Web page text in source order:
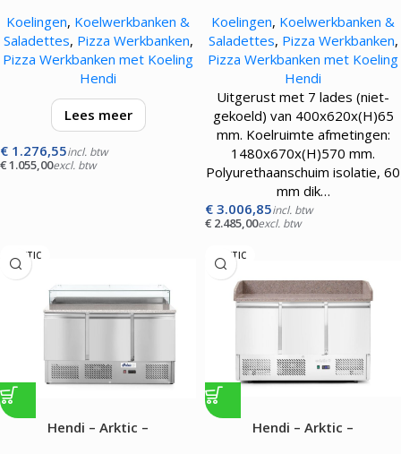
– 300L – 310W
Koelingen, Koelwerkbanken &
Saladettes, Pizza Werkbanken,
Pizza Werkbanken met Koeling
Hendi
Lees meer
Behuizing van roestvast staal
om de GN ruimte waarin 5x GN
€ 1.276,55incl. btw
€1.055,00excl. btw
en 7 lades – 280L – 250W
Koelingen, Koelwerkbanken &
Saladettes, Pizza Werkbanken,
Pizza Werkbanken met Koeling
Hendi
Uitgerust met 7 lades (niet-
gekoeld) van 400x620x(H)65
mm. Koelruimte afmetingen:
1480x670x(H)570 mm.
Polyurethaanschuim isolatie, 60
mm dik…
€ 3.006,85incl. btw
€ 2.485,00excl. btw
ARKTIC
Hendi – Arktic –
ARKTIC
Hendi – Arktic –